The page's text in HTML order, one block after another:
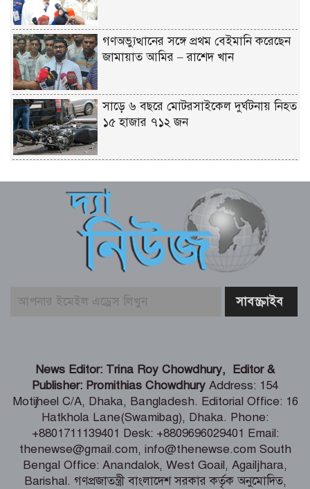
গণঅভ্যুত্থানের সঙ্গে প্রথম বেইমানি করেছেন
জামায়াত আমির – রাশেদ খান
সাড়ে ৬ বছরে মোটরসাইকেল দুর্ঘটনায় নিহত
১৫ হাজার ৭১২ জন
হক ইমদাদের গণসংযোগ ও মতবিনিময়
নাটোরের ঐতিহ্যকে সারা বিশ্বে তুলে ধরতে
চাই – বেসামরিক বিমান পরিবহন ও পর্যটন
আঞ্চলিক যুদ্ধের মধ্যে সৌদি আরব, তুরস্ক ও
পাকিস্তানের প্রতিরক্ষা চুক্তি সই
সিরাজগঞ্জে ওভারপাসে উঠতে গিয়ে দুর্ঘটনা,
বাসচালকসহ নিহত ২
যুদ্ধবিরতির ৩০০ দিনে গাজায় ৩০০ শিশু
নিহত
News Editor: Trina Roy Chowdhury, Editor &
Publisher: Promithias Chowdhury Address: 154
Motijheel C/A, Dhaka, Bangladesh. Editorial Office: 16
Hatkhola Lane(Swamibag), Dhaka. Phone:
+8801711139401 Desk: +8809696029401 Email:
thenewse@gmail.com, info@thenewse.com South
Bengal Office: Anandalok, West Goail, Agailjhara,
Barishal. গণপ্রজাতন্ত্রী বাংলাদেশ সরকার কর্তৃক অনুমোদিত,